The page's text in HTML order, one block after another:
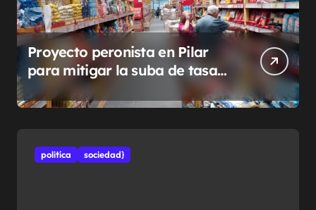
Proyecto peronista en Pilar
para mitigar la suba de tasas
municipales
politíca sociedad}